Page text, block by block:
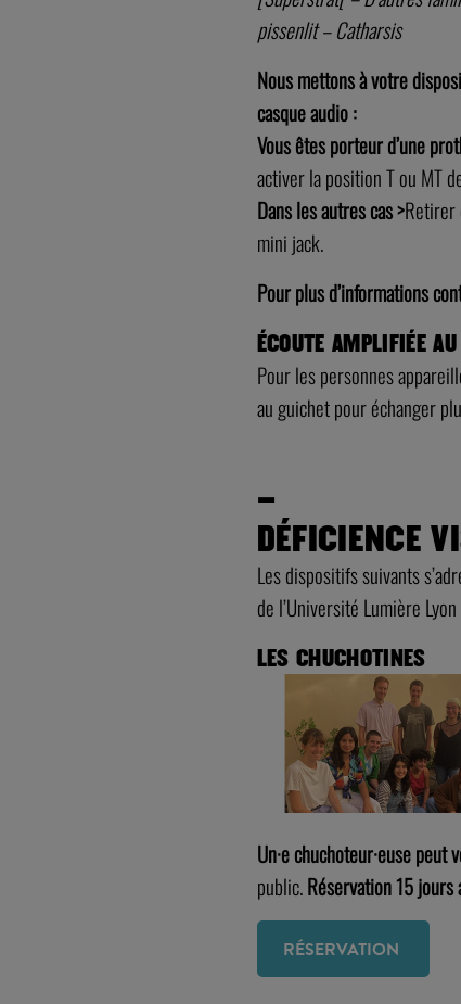
pissenlit – Catharsis
Nous mettons à votre
casque audio :
Vous êtes porteur d’une
activer la position T ou MT
Dans les autres cas >Retirer
mini jack.
Pour plus d’informations
ÉCOUTE AMPLIFIÉE
Pour les personnes
au guichet pour échanger
–
DÉFICIENCE
Les dispositifs suivants
de l’Université Lumière
LES CHUCHOTINES
Un·e chuchoteur·euse
public.Réservation 15 jours
RÉSERVATION